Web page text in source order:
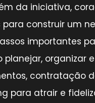
da iniciativa,
construir um
importantes
organizar
contratação
para atrair e